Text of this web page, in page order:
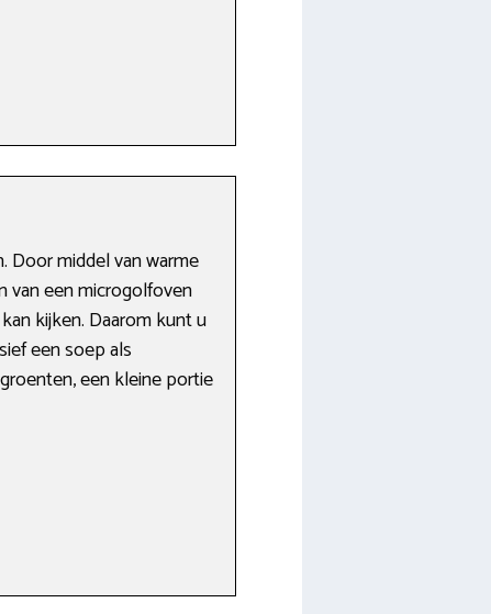
Door middel van warme
van een microgolfoven
kijken. Daarom kunt u
een soep als
een kleine portie